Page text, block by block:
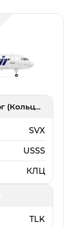
Екатеринбург (Кольцово)
SVX
USSS
КЛЦ
TLK